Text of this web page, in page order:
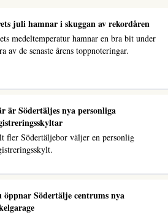
juli hamnar i skuggan av rekordåren
medeltemperatur hamnar en bra bit under
av de senaste årens toppnoteringar.
är Södertäljes nya personliga
fler Södertäljebor väljer en personlig
öppnar Södertälje centrums nya